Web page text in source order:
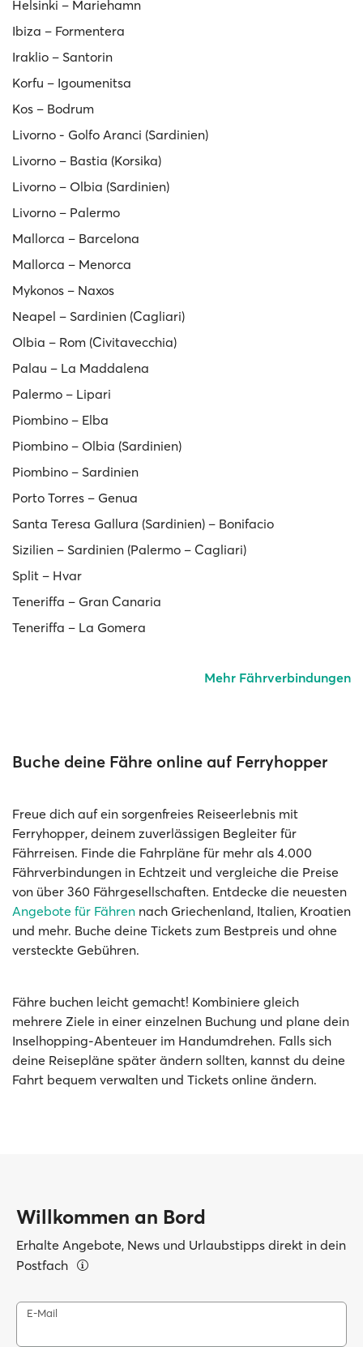
Helsinki – Mariehamn
Ibiza – Formentera
Iraklio – Santorin
Korfu – Igoumenitsa
Kos – Bodrum
Livorno - Golfo Aranci (Sardinien)
Livorno – Bastia (Korsika)
Livorno – Olbia (Sardinien)
Livorno – Palermo
Mallorca – Barcelona
Mallorca – Menorca
Mykonos – Naxos
Neapel – Sardinien (Cagliari)
Olbia – Rom (Civitavecchia)
Palau – La Maddalena
Palermo – Lipari
Piombino – Elba
Piombino – Olbia (Sardinien)
Piombino – Sardinien
Porto Torres – Genua
Santa Teresa Gallura (Sardinien) – Bonifacio
Sizilien – Sardinien (Palermo – Cagliari)
Split – Hvar
Teneriffa – Gran Canaria
Teneriffa – La Gomera
Mehr Fährverbindungen
Buche deine Fähre online auf Ferryhopper
Freue dich auf ein sorgenfreies Reiseerlebnis mit
Ferryhopper, deinem zuverlässigen Begleiter für
Fährreisen. Finde die Fahrpläne für mehr als 4.000
Fährverbindungen in Echtzeit und vergleiche die Preise
von über 360 Fährgesellschaften. Entdecke die neuesten
Angebote für Fähren nach Griechenland, Italien, Kroatien
und mehr. Buche deine Tickets zum Bestpreis und ohne
versteckte Gebühren.
Fähre buchen leicht gemacht! Kombiniere gleich
mehrere Ziele in einer einzelnen Buchung und plane dein
Inselhopping-Abenteuer im Handumdrehen. Falls sich
deine Reisepläne später ändern sollten, kannst du deine
Fahrt bequem verwalten und Tickets online ändern.
Willkommen an Bord
Erhalte Angebote, News und Urlaubstipps direkt in dein
Postfach
E-Mail